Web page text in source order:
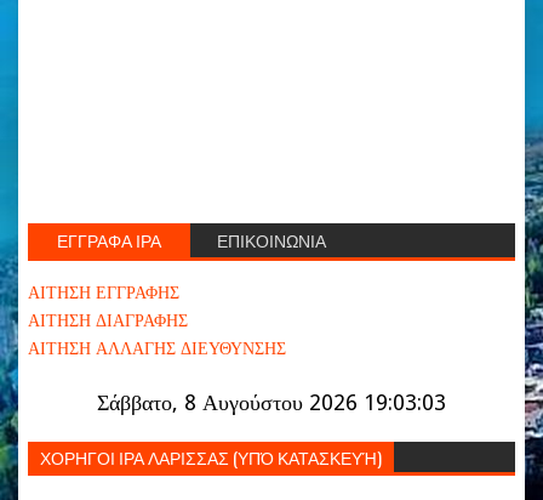
ΕΓΓΡΑΦΑ ΙΡΑ ΕΠΙΚΟΙΝΩΝΙΑ
ΑΙΤΗΣΗ ΕΓΓΡΑΦΗΣ
ΑΙΤΗΣΗ ΔΙΑΓΡΑΦΗΣ
ΑΙΤΗΣΗ ΑΛΛΑΓΗΣ ΔΙΕΥΘΥΝΣΗΣ
Σάββατο, 8 Αυγούστου 2026 19:03:04
ΧΟΡΗΓΟΙ ΙΡΑ ΛΑΡΙΣΣΑΣ (ΥΠΌ ΚΑΤΑΣΚΕΥΉ)